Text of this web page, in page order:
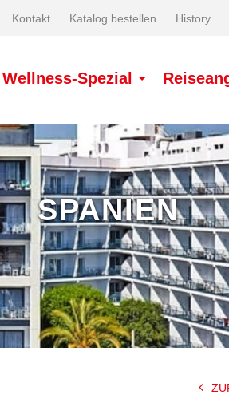
Kontakt Katalog bestellen History
Wellness-Spezial
SPANIEN